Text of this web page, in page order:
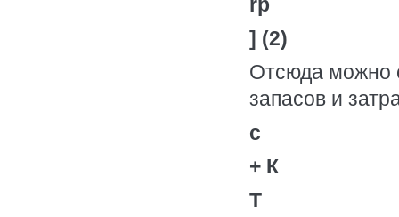
] (2)
Отсюда можно
запасов и
c
+ К
T